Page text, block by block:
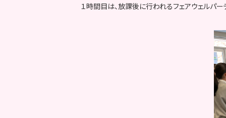
１時間目は、放課後に行われるフェアウェルパー